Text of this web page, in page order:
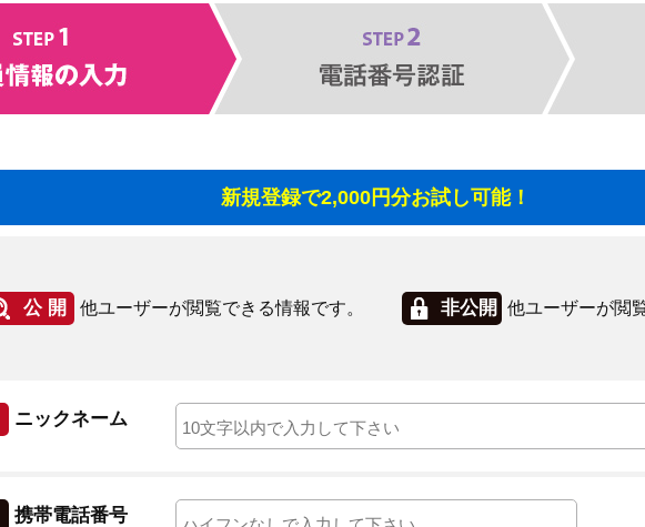
新規登録で2,000円分お試し可能！
公 開 他ユーザーが閲覧できる情報です。 非公開 他ユーザーが閲
ニックネーム
携帯電話番号